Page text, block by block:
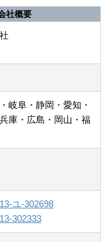
社概要
岐阜・静岡・愛知・
庫・広島・岡山・福
13-ユ-302698
302333